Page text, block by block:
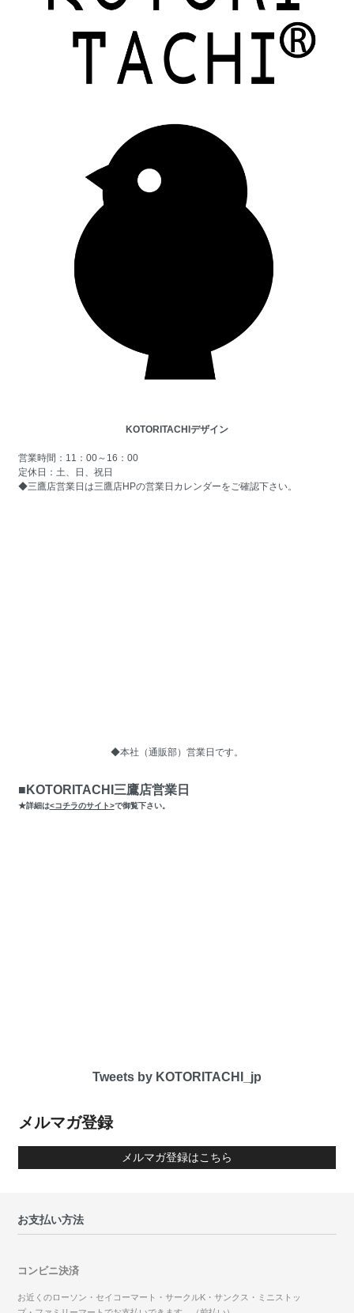
KOTORITACHIデザイン
営業時間：11：00～16：00
定休日：土、日、祝日
◆三鷹店営業日は三鷹店HPの営業日カレンダーをご確認下さい。
◆本社（通販部）営業日です。
■KOTORITACHI三鷹店営業日
★詳細は<コチラのサイト>で御覧下さい。
Tweets by KOTORITACHI_jp
メルマガ登録
メルマガ登録はこちら
お支払い方法
コンビニ決済
お近くのローソン・セイコーマート・サークルK・サンクス・ミニストッ